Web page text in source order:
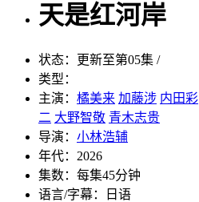
天是红河岸
状态：
更新至第05集 /
类型：
主演： 橘美来 加藤涉 内田彩
二 大野智敬 青木志贵
导演： 小林浩辅
年代： 2026
集数： 每集45分钟
语言/字幕：
日语